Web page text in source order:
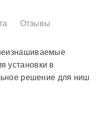
Отзывы
установки в
решение для ниш